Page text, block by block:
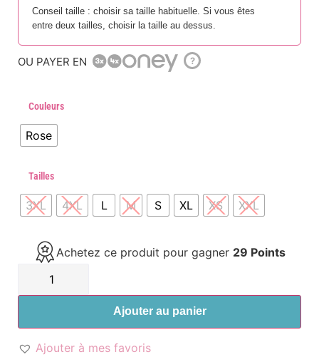
Conseil taille : choisir sa taille habituelle. Si vous êtes
entre deux tailles, choisir la taille au dessus.
OU PAYER EN ?
Couleurs
Rose
Tailles
3XL 4XL L M S XL XS XXL
Achetez ce produit pour gagner 29 Points
Ajouter au panier
Ajouter à mes favoris